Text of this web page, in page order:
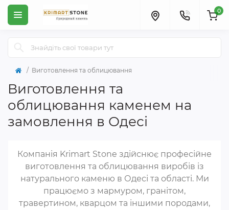
0
Виготовлення та облицювання
Виготовлення та
облицювання каменем на
замовлення в Одесі
Компанія Krimart Stone здійснює професійне
виготовлення та облицювання виробів із
натурального каменю в Одесі та області. Ми
працюємо з мармуром, гранітом,
травертином, кварцом та іншими породами,